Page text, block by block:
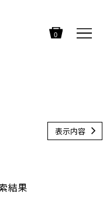
0
表示内容
結果